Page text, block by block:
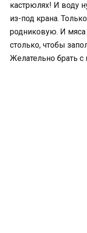
кастрюлях! И воду
из-под крана.
родниковую. И мяса
столько, чтобы
Желательно брать с